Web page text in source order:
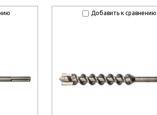
Добавить к сравнению